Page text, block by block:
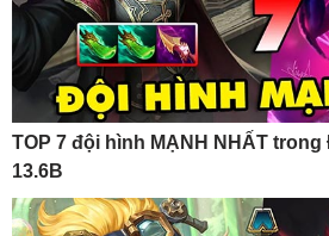
TOP 7 đội hình MẠNH NHẤT
13.6B